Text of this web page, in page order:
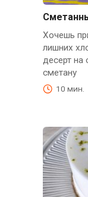
Хочешь
лишних
десерт на
сметану
10 мин.